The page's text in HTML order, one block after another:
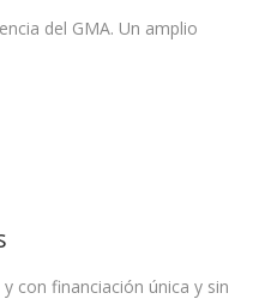
del GMA. Un amplio
con financiación única y sin